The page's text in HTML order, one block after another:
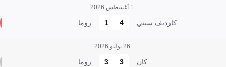
1 أغسطس 2026
كارديف سيتي 4
1 روما
26 يوليو 2026
كان 3
3 روما